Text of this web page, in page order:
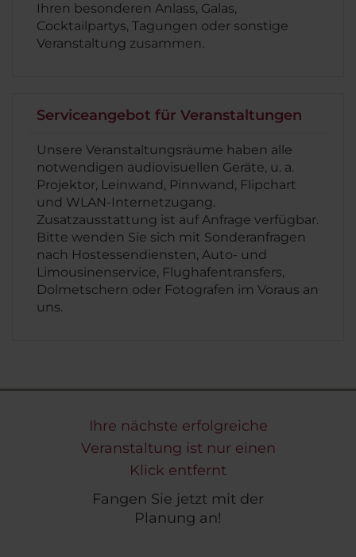
Ihren besonderen Anlass, Galas,
Cocktailpartys, Tagungen oder sonstige
Veranstaltung zusammen.
Serviceangebot für Veranstaltungen
Unsere Veranstaltungsräume haben alle
notwendigen audiovisuellen Geräte, u. a.
Projektor, Leinwand, Pinnwand, Flipchart
und WLAN-Internetzugang.
Zusatzausstattung ist auf Anfrage verfügbar.
Bitte wenden Sie sich mit Sonderanfragen
nach Hostessendiensten, Auto- und
Limousinenservice, Flughafentransfers,
Dolmetschern oder Fotografen im Voraus an
uns.
Ihre nächste erfolgreiche
Veranstaltung ist nur einen
Klick entfernt
Fangen Sie jetzt mit der
Planung an!